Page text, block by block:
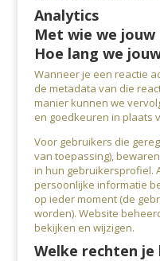
Analytics
Met wie we jouw
Hoe lang we
Wanneer je een reactie
de metadata van die
manier kunnen we
en goedkeuren in plaats
Voor gebruikers die
van toepassing),
in hun gebruikersprofiel.
persoonlijke informatie
op ieder moment (de
worden). Website
bekijken en wijzigen.
Welke rechten